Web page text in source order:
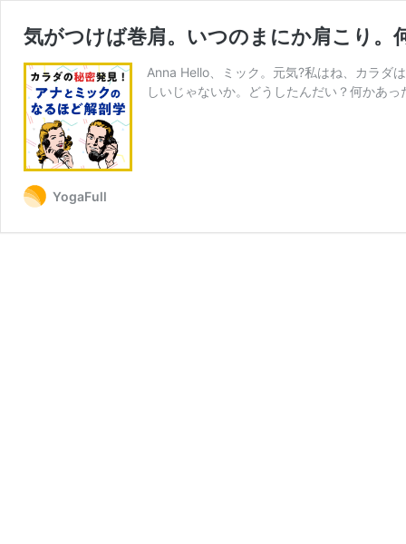
気がつけば巻肩。いつのまにか肩こり。
Anna Hello、ミック。元気?私はね、カラダ
しいじゃないか。どうしたんだい？何かあ
YogaFull